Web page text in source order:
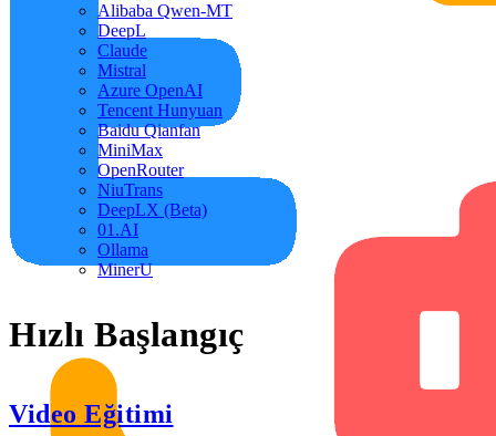
Alibaba Qwen-MT
DeepL
Claude
Mistral
Azure OpenAI
Tencent Hunyuan
Baidu Qianfan
MiniMax
OpenRouter
NiuTrans
DeepLX (Beta)
01.AI
Ollama
MinerU
Hızlı Başlangıç
Video Eğitimi